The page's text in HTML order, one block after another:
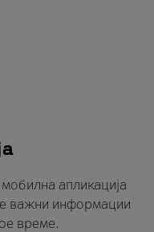
апликација
важни информации
време.